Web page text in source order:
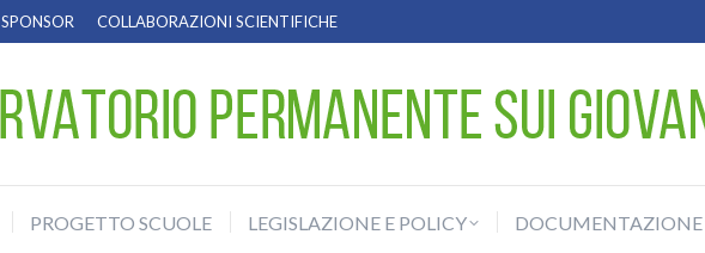
SPONSOR COLLABORAZIONI SCIENTIFICHE
PROGETTO SCUOLE LEGISLAZIONE E POLICY DOCUMENTAZIONE